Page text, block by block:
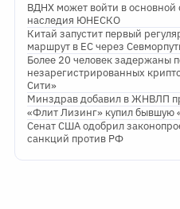
ВДНХ может войти в основной
наследия ЮНЕСКО
Китай запустит первый
маршрут в ЕС через
Более 20 человек задержаны
незарегистрированных
Сити»
Минздрав добавил в ЖНВЛП
«Флит Лизинг» купил бывшую
Сенат США одобрил
санкций против РФ